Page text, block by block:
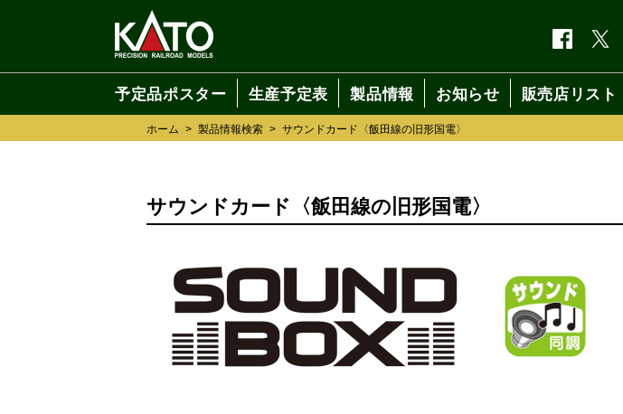
予定品ポスター 生産予定表 製品情報 お知らせ 販売店リスト
ホーム > 製品情報検索 > サウンドカード〈飯田線の旧形国電〉
サウンドカード〈飯田線の旧形国電〉